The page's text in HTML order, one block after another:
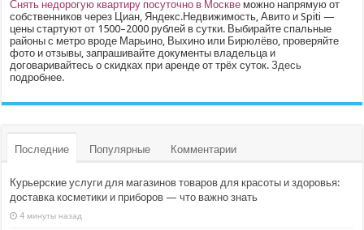
Снять недорогую квартиру посуточно в Москве можно напрямую от
собственников через Циан, Яндекс.Недвижимость, Авито и Spiti —
цены стартуют от 1500–2000 рублей в сутки. Выбирайте спальные
районы с метро вроде Марьино, Выхино или Бирюлёво, проверяйте
фото и отзывы, запрашивайте документы владельца и
договаривайтесь о скидках при аренде от трёх суток.Здесь
подробнее.
Последние Популярные Комментарии
Курьерские услуги для магазинов товаров для красоты и здоровья:
доставка косметики и приборов — что важно знать
4 минуты назад